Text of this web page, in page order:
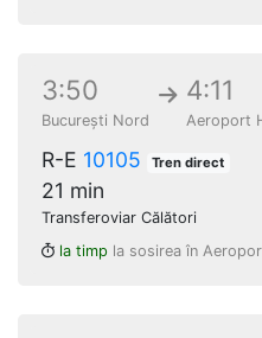
3:50
București Nord
4:11
Aeroport
R-E 10105 Tren direct
21 min
Transferoviar Călători
la timp la sosirea în